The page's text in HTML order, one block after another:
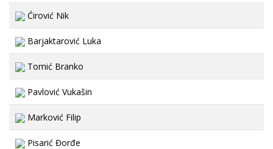
Ćirović Nik
Barjaktarović Luka
Tomić Branko
Pavlović Vukašin
Marković Filip
Pisarić Đorđe